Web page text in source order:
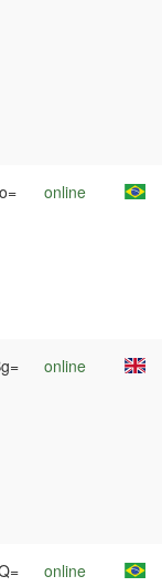
online
online
online